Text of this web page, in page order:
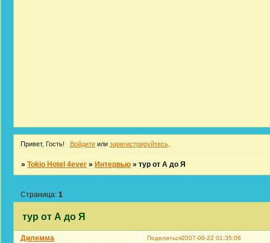
Привет, Гость! Войдитеили зарегистрируйтесь.
»Tokio Hotel 4ever »Интервью »тур от А до Я
тур от А до Я
Страница:1
Поделиться2007-06-22 01:35:06
Дилемма